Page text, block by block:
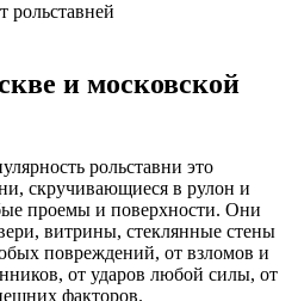
рольставней
и московской
рольставни это
скручивающиеся в рулон и
проемы и поверхности. Они
витрины, стеклянные стены
повреждений, от взломов и
от ударов любой силы, от
факторов.